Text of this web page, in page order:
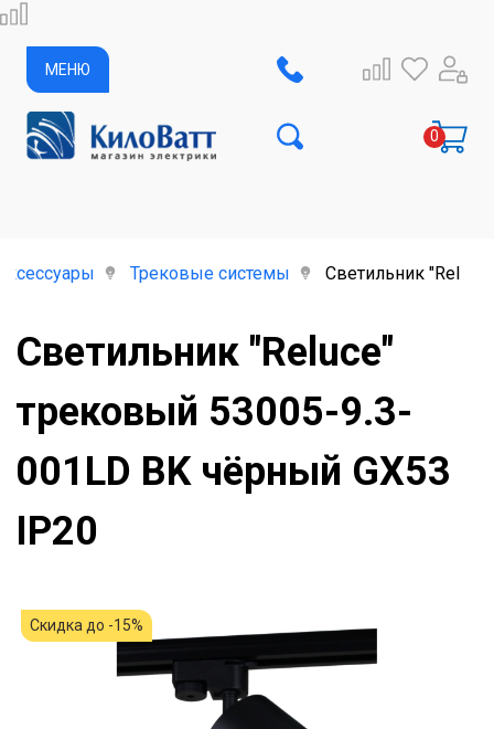
МЕНЮ
Трековые системы Светильник
Светильник "Reluce"
трековый 53005-9.3-
001LD BK чёрный GX53
IP20
Скидка до -15%